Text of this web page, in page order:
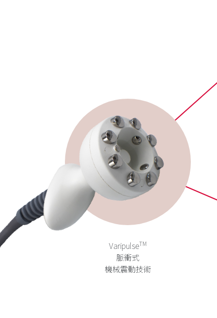
VaripulseTM
脈衝式
機械震動技術